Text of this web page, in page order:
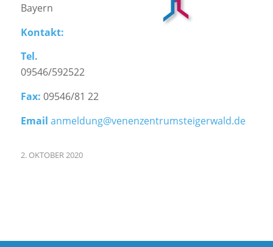
Bayern
Kontakt:
Tel.
09546/592522
Fax: 09546/81 22
Email anmeldung@venenzentrumsteigerwald.de
2. OKTOBER 2020